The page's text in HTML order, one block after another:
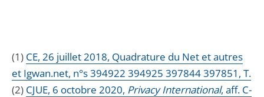
(1) CE, 26 juillet 2018, Quadrature du Net et autres
et Igwan.net, n°s 394922 394925 397844 397851, T.
(2) CJUE, 6 octobre 2020, Privacy International, aff. C-